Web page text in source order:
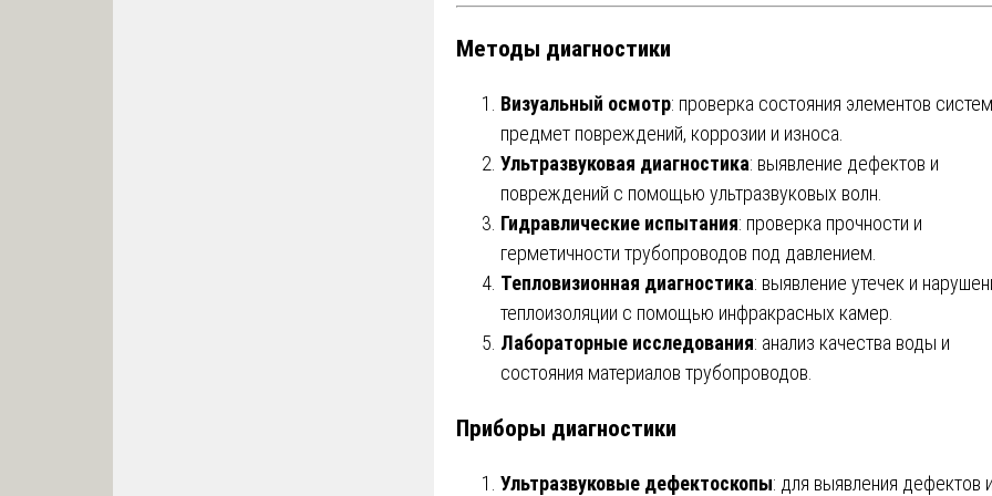
Методы диагностики
Визуальный осмотр: проверка состояния элементов
предмет повреждений, коррозии и износа.
Ультразвуковая диагностика: выявление дефектов и
повреждений с помощью ультразвуковых волн.
Гидравлические испытания: проверка прочности и
герметичности трубопроводов под давлением.
Тепловизионная диагностика: выявление утечек и
теплоизоляции с помощью инфракрасных камер.
Лабораторные исследования: анализ качества воды и
состояния материалов трубопроводов.
Приборы диагностики
Ультразвуковые дефектоскопы: для выявления дефектов и